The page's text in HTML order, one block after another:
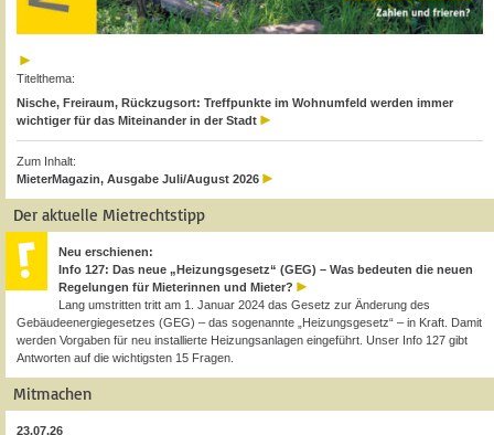
Titelthema:
Nische, Freiraum, Rückzugsort: Treffpunkte im Wohnumfeld werden immer
wichtiger für das Miteinander in der Stadt
Zum Inhalt:
MieterMagazin, Ausgabe Juli/August 2026
Der aktuelle Mietrechtstipp
Neu erschienen:
Info 127: Das neue „Heizungsgesetz“ (GEG) – Was bedeuten die neuen
Regelungen für Mieterinnen und Mieter?
Lang umstritten tritt am 1. Januar 2024 das Gesetz zur Änderung des
Gebäudeenergiegesetzes (GEG) – das sogenannte „Heizungsgesetz“ – in Kraft. Damit
werden Vorgaben für neu installierte Heizungsanlagen eingeführt. Unser Info 127 gibt
Antworten auf die wichtigsten 15 Fragen.
Mitmachen
23.07.26